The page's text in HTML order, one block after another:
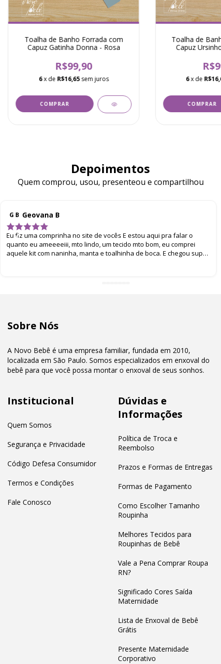
Toalha de Banho Forrada com
Capuz Gatinha Donna - Rosa
R$99,90
6x de R$16,65 sem juros
Toalha de
Capuz
6x de
Depoimentos
Quem comprou, usou, presenteou e compartilhou
G B Geovana B
Eu fiz uma comprinha no site de vocês E estou aqui pra falar o
quanto eu ameeeeiii, mto lindo, um tecido mto bom, eu comprei
aquele kit com naninha, manta e toalhinha de boca. E chegou super
Sobre Nós
A Novo Bebê é uma empresa familiar, fundada em 2010,
localizada em São Paulo. Somos especializados em enxoval do
bebê para que você possa montar o enxoval de seus sonhos.
Institucional
Quem Somos
Segurança e Privacidade
Código Defesa Consumidor
Termos e Condições
Fale Conosco
Dúvidas e
Informações
Política de Troca e
Reembolso
Prazos e Formas de Entregas
Formas de Pagamento
Como Escolher Tamanho
Roupinha
Melhores Tecidos para
Roupinhas de Bebê
Vale a Pena Comprar Roupa
RN?
Significado Cores Saída
Maternidade
Lista de Enxoval de Bebê
Grátis
Presente Maternidade
Corporativo